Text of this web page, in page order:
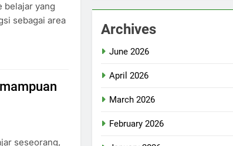
belajar yang
sebagai area
seseorang,
Archives
June 2026
April 2026
March 2026
February 2026